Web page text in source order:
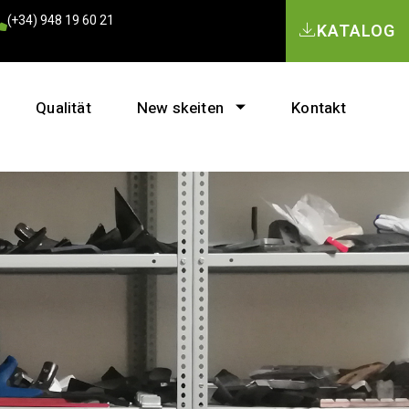
(+34) 948 19 60 21 KATALOG
Qualität New skeiten Kontakt